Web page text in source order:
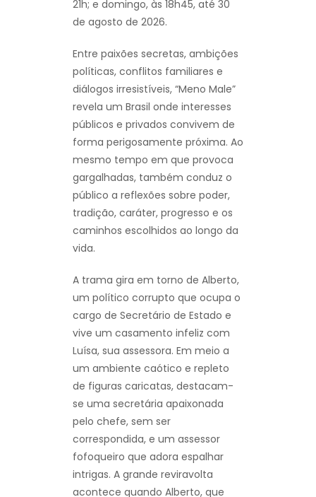
21h; e domingo, às 18h45, até 30
de agosto de 2026.
Entre paixões secretas, ambições
políticas, conflitos familiares e
diálogos irresistíveis, “Meno Male”
revela um Brasil onde interesses
públicos e privados convivem de
forma perigosamente próxima. Ao
mesmo tempo em que provoca
gargalhadas, também conduz o
público a reflexões sobre poder,
tradição, caráter, progresso e os
caminhos escolhidos ao longo da
vida.
A trama gira em torno de Alberto,
um político corrupto que ocupa o
cargo de Secretário de Estado e
vive um casamento infeliz com
Luísa, sua assessora. Em meio a
um ambiente caótico e repleto
de figuras caricatas, destacam-
se uma secretária apaixonada
pelo chefe, sem ser
correspondida, e um assessor
fofoqueiro que adora espalhar
intrigas. A grande reviravolta
acontece quando Alberto, que